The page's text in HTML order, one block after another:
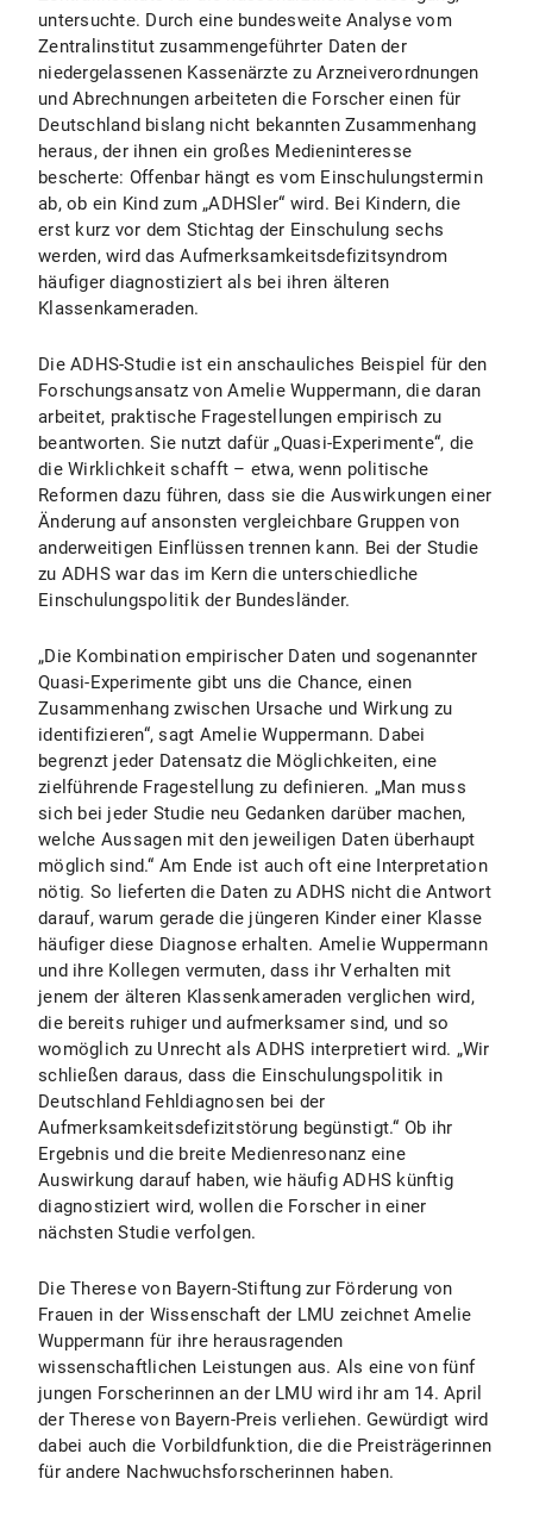
untersuchte. Durch eine bundesweite Analyse vom
Zentralinstitut zusammengeführter Daten der
niedergelassenen Kassenärzte zu Arzneiverordnungen
und Abrechnungen arbeiteten die Forscher einen für
Deutschland bislang nicht bekannten Zusammenhang
heraus, der ihnen ein großes Medieninteresse
bescherte: Offenbar hängt es vom Einschulungstermin
ab, ob ein Kind zum „ADHSler“ wird. Bei Kindern, die
erst kurz vor dem Stichtag der Einschulung sechs
werden, wird das Aufmerksamkeitsdefizitsyndrom
häufiger diagnostiziert als bei ihren älteren
Klassenkameraden.
Die ADHS-Studie ist ein anschauliches Beispiel für den
Forschungsansatz von Amelie Wuppermann, die daran
arbeitet, praktische Fragestellungen empirisch zu
beantworten. Sie nutzt dafür „Quasi-Experimente“, die
die Wirklichkeit schafft – etwa, wenn politische
Reformen dazu führen, dass sie die Auswirkungen einer
Änderung auf ansonsten vergleichbare Gruppen von
anderweitigen Einflüssen trennen kann. Bei der Studie
zu ADHS war das im Kern die unterschiedliche
Einschulungspolitik der Bundesländer.
„Die Kombination empirischer Daten und sogenannter
Quasi-Experimente gibt uns die Chance, einen
Zusammenhang zwischen Ursache und Wirkung zu
identifizieren“, sagt Amelie Wuppermann. Dabei
begrenzt jeder Datensatz die Möglichkeiten, eine
zielführende Fragestellung zu definieren. „Man muss
sich bei jeder Studie neu Gedanken darüber machen,
welche Aussagen mit den jeweiligen Daten überhaupt
möglich sind.“ Am Ende ist auch oft eine Interpretation
nötig. So lieferten die Daten zu ADHS nicht die Antwort
darauf, warum gerade die jüngeren Kinder einer Klasse
häufiger diese Diagnose erhalten. Amelie Wuppermann
und ihre Kollegen vermuten, dass ihr Verhalten mit
jenem der älteren Klassenkameraden verglichen wird,
die bereits ruhiger und aufmerksamer sind, und so
womöglich zu Unrecht als ADHS interpretiert wird. „Wir
schließen daraus, dass die Einschulungspolitik in
Deutschland Fehldiagnosen bei der
Aufmerksamkeitsdefizitstörung begünstigt.“ Ob ihr
Ergebnis und die breite Medienresonanz eine
Auswirkung darauf haben, wie häufig ADHS künftig
diagnostiziert wird, wollen die Forscher in einer
nächsten Studie verfolgen.
Die Therese von Bayern-Stiftung zur Förderung von
Frauen in der Wissenschaft der LMU zeichnet Amelie
Wuppermann für ihre herausragenden
wissenschaftlichen Leistungen aus. Als eine von fünf
jungen Forscherinnen an der LMU wird ihr am 14. April
der Therese von Bayern-Preis verliehen. Gewürdigt wird
dabei auch die Vorbildfunktion, die die Preisträgerinnen
für andere Nachwuchsforscherinnen haben.